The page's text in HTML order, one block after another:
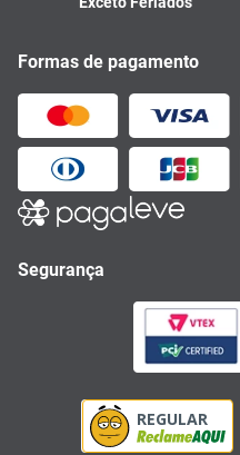
Formas de pagamento
Segurança